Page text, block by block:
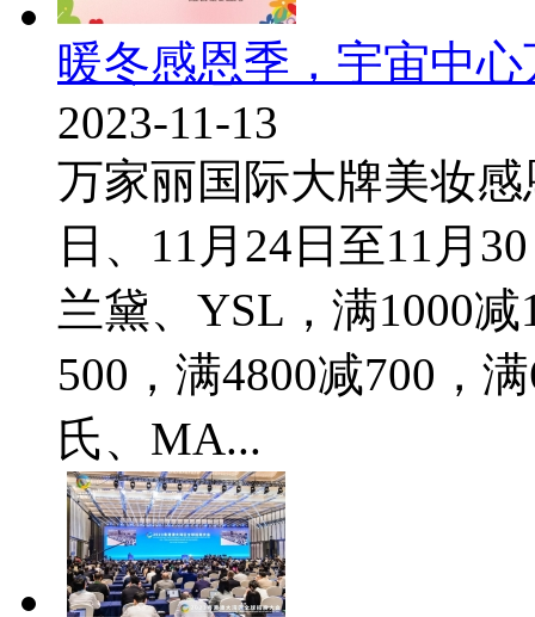
暖冬感恩季，宇宙中
2023-11-13
万家丽国际大牌美妆
日、11月24日至11月
兰黛、YSL，满1000
500，满4800减700，
氏、MA...